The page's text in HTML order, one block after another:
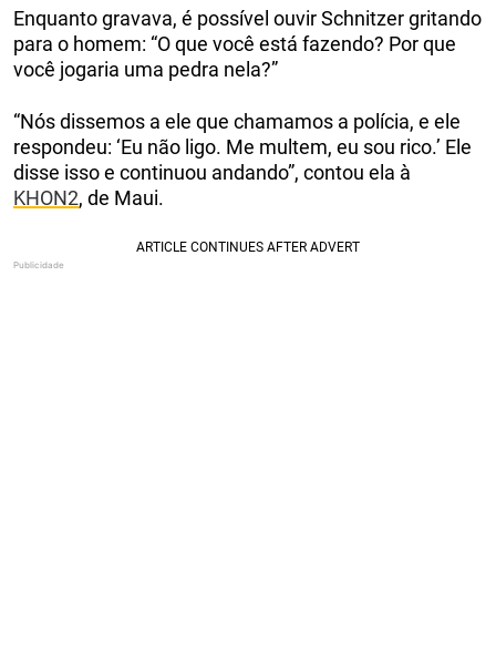
Enquanto gravava, é possível ouvir Schnitzer gritando
para o homem: “O que você está fazendo? Por que
você jogaria uma pedra nela?”
“Nós dissemos a ele que chamamos a polícia, e ele
respondeu: ‘Eu não ligo. Me multem, eu sou rico.’ Ele
disse isso e continuou andando”, contou ela à
KHON2, de Maui.